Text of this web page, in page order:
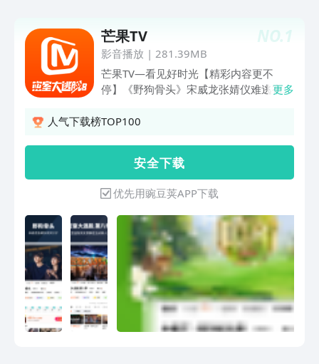
能，总能找到适合你的观影选择。
NO.1
芒果TV
影音播放 | 281.39MB
芒果TV—看见好时光【精彩内容更不
停】《野狗骨头》宋威龙张婧仪难逃宿命
逃脱 第八季》特调小队揭开无限流世界
就是要开心的嘛。《歌手2026》万种声
响，皆入场。《耀眼》落难千金野草少年
逆风成长，治愈青春！《爸爸当家5》爸
爸当家，拥抱自己一下！《乘风2026》
真我登场，自成风浪！《妻子的浪漫旅行
2026》执手相伴，爱人亦爱己。《你
好，星期六2026》你好星期六，精彩看
不够《女神蒙上眼》以法为刃！辛芷蕾林
雨申演绎精英律师。《玉茗茶骨》甜度爆
表！侯明昊古力娜扎互撩上头。《声生不
息·华流季》以华流为笔 共画同心圆。
更多
人气下载榜TOP100
安 全 下 载
优先用豌豆荚APP下载